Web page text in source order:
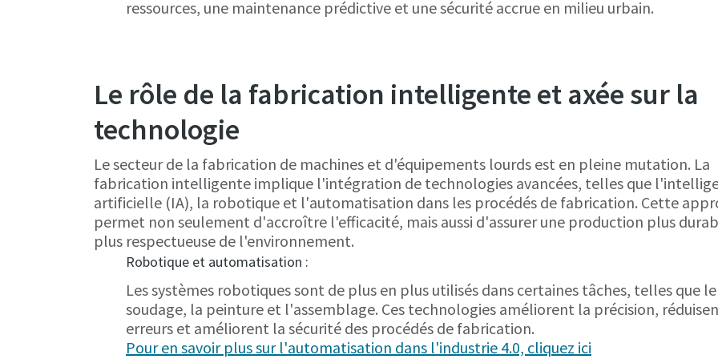
ressources, une maintenance prédictive et une sécurité accrue en milieu urbain.
Le rôle de la fabrication intelligente et axée sur la
technologie
Le secteur de la fabrication de machines et d'équipements lourds est en pleine mutation. La
fabrication intelligente implique l'intégration de technologies avancées, telles que
artificielle (IA), la robotique et l'automatisation dans les procédés de fabrication. Cette
permet non seulement d'accroître l'efficacité, mais aussi d'assurer une production plus
plus respectueuse de l'environnement.
Robotique et automatisation :
Les systèmes robotiques sont de plus en plus utilisés dans certaines tâches, telles que le
soudage, la peinture et l'assemblage. Ces technologies améliorent la précision,
erreurs et améliorent la sécurité des procédés de fabrication.
Pour en savoir plus sur l'automatisation dans l'industrie 4.0, cliquez ici